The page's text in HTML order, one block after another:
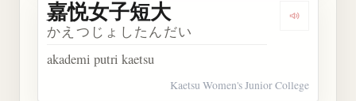
Dengarkan
嘉悦女子短大
かえつじょしたんだい
akademi putri kaetsu
Kaetsu Women's Junior College